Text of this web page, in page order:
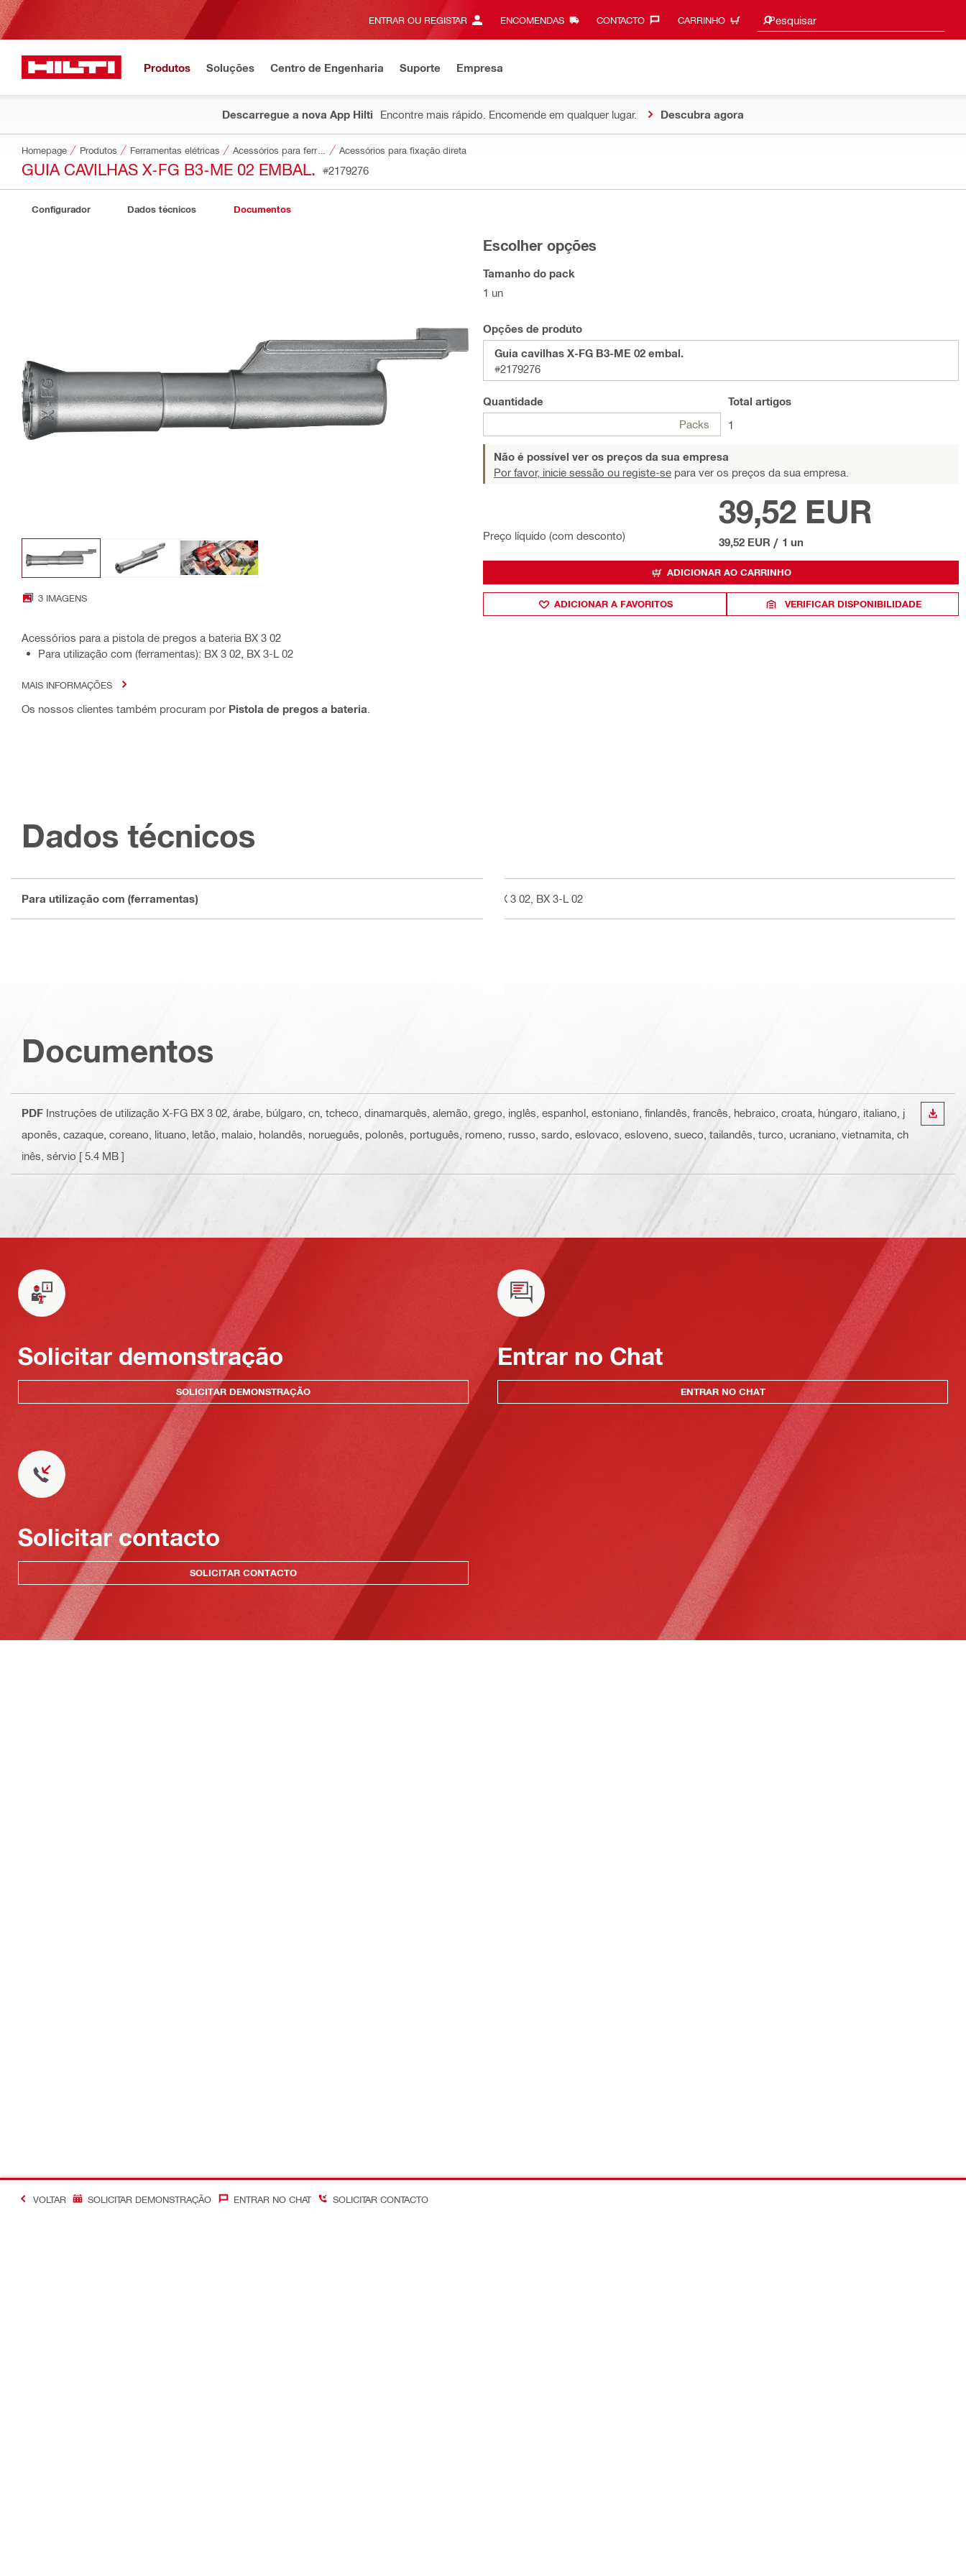
ENTRAR OU REGISTAR ENCOMENDAS CONTACTO‎ CARRINHO Pesquisar
Procurar sugestões
Produtos Soluções Centro de Engenharia Suporte Empresa
Descarregue a nova App Hilti Encontre mais rápido. Encomende em qualquer lugar. Descubra agora
Homepage Produtos Ferramentas elétricas Acessórios para ferramentas Acessórios para fixação direta
GUIA CAVILHAS X-FG B3-ME 02 EMBAL. #2179276
Configurador Dados técnicos Documentos
3 IMAGENS
Acessórios para a pistola de pregos a bateria BX 3 02
Para utilização com (ferramentas): BX 3 02, BX 3-L 02
MAIS INFORMAÇÕES
Os nossos clientes também procuram por Pistola de pregos a bateria
Escolher opções
Tamanho do pack
1 un
Opções de produto
Guia cavilhas X-FG B3-ME 02 embal.
#2179276
Quantidade
Packs
Total artigos
1
Não é possível ver os preços da sua empresa
Por favor, inicie sessão ou registe-se para ver os preços da sua empresa.
Preço líquido (com desconto)
39,52 EUR
39,52 EUR / 1 un
ADICIONAR AO CARRINHO
ADICIONAR A FAVORITOS VERIFICAR DISPONIBILIDADE
Dados técnicos
Para utilização com (ferramentas) BX 3 02, BX 3-L 02
Documentos
PDF Instruções de utilização X-FG BX 3 02 , árabe, búlgaro, cn, tcheco, dinamarquês, alemão, grego, inglês, espanhol, estoniano, finlandês, francês, hebraico, croata, húngaro, italiano, j
aponês, cazaque, coreano, lituano, letão, malaio, holandês, norueguês, polonês, português, romeno, russo, sardo, eslovaco, esloveno, sueco, tailandês, turco, ucraniano, vietnamita, ch
inês, sérvio [ 5.4 MB ]
Solicitar demonstração
SOLICITAR DEMONSTRAÇÃO
Entrar no Chat
ENTRAR NO CHAT
Solicitar contacto
SOLICITAR CONTACTO
VOLTAR SOLICITAR DEMONSTRAÇÃO ENTRAR NO CHAT SOLICITAR CONTACTO